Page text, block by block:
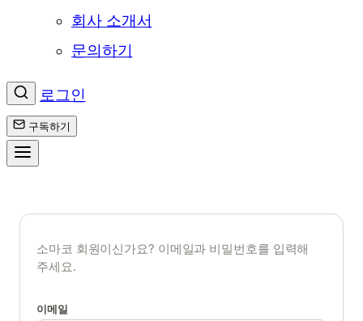
회사 소개서
문의하기
로그인
구독하기
소마코 회원이신가요? 이메일과 비밀번호를 입력해
주세요.
이메일